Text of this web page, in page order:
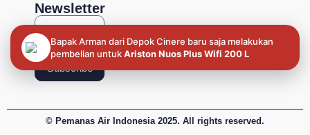
Newsletter
Subscribe
© Pemanas Air Indonesia 2025. All rights reserved.
Bapak Arman dari Depok Cinere baru saja melakukan
pembelian untukAriston Nuos Plus Wifi 200 L